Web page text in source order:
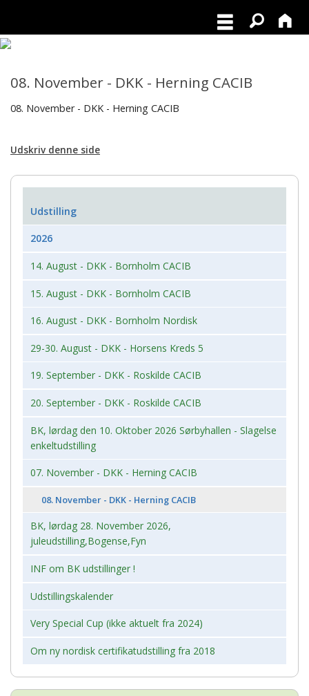
08. November - DKK - Herning CACIB
08. November - DKK - Herning CACIB
Udskriv denne side
Udstilling
2026
14. August - DKK - Bornholm CACIB
15. August - DKK - Bornholm CACIB
16. August - DKK - Bornholm Nordisk
29-30. August - DKK - Horsens Kreds 5
19. September - DKK - Roskilde CACIB
20. September - DKK - Roskilde CACIB
BK, lørdag den 10. Oktober 2026 Sørbyhallen - Slagelse
enkeltudstilling
07. November - DKK - Herning CACIB
08. November - DKK - Herning CACIB
BK, lørdag 28. November 2026,
juleudstilling,Bogense,Fyn
INF om BK udstillinger !
Udstillingskalender
Very Special Cup (ikke aktuelt fra 2024)
Om ny nordisk certifikatudstilling fra 2018